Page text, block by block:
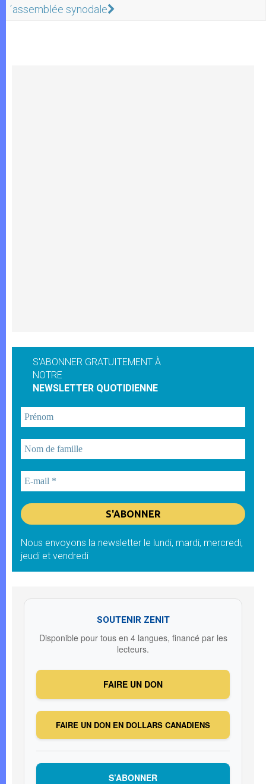
´assemblée synodale
S'ABONNER GRATUITEMENT À
NOTRE
NEWSLETTER QUOTIDIENNE
Nous envoyons la newsletter le lundi, mardi, mercredi,
jeudi et vendredi
SOUTENIR ZENIT
Disponible pour tous en 4 langues, financé par les
lecteurs.
FAIRE UN DON
FAIRE UN DON EN DOLLARS CANADIENS
S’ABONNER